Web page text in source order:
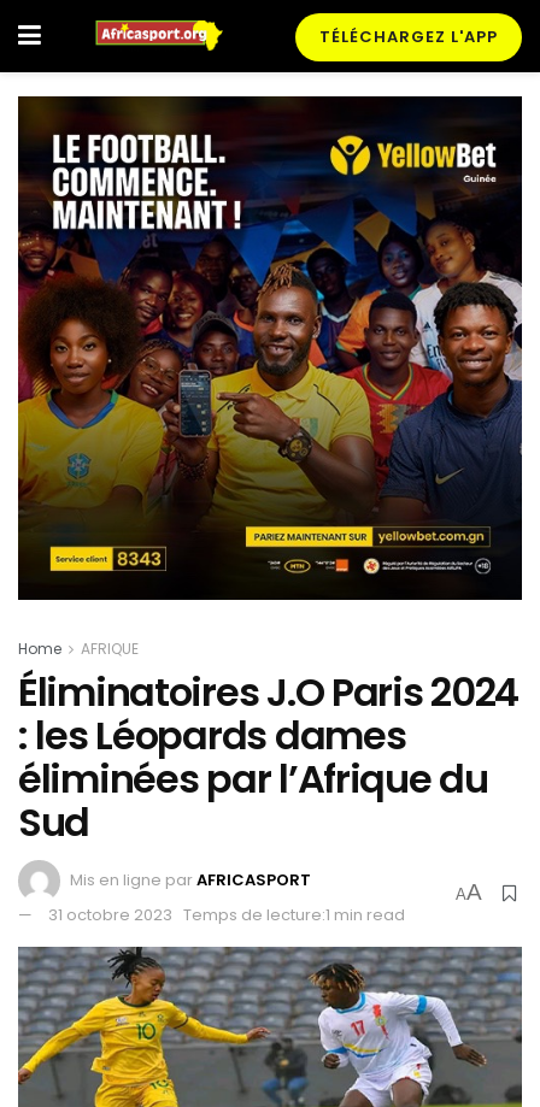
TÉLÉCHARGEZ L'APP
Home AFRIQUE
Éliminatoires J.O Paris 2024
: les Léopards dames
éliminées par l’Afrique du
Sud
Mis en ligne parAFRICASPORT
31 octobre 2023 Temps de lecture:1 min read
AA